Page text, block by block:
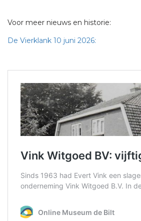
Voor meer nieuws en historie:
De Vierklank 10 juni 2026: